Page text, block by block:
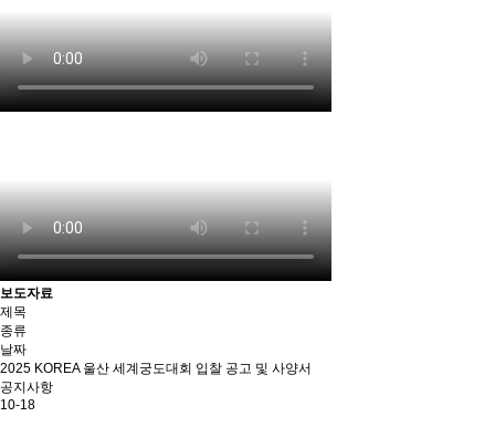
보도자료
제목
종류
날짜
2025 KOREA 울산 세계궁도대회 입찰 공고 및 사양서
공지사항
10-18